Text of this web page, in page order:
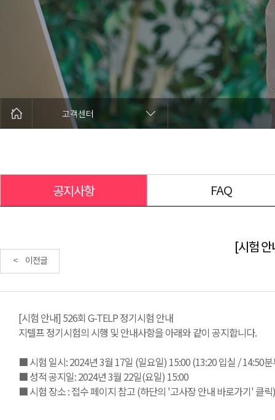
고객센터
공지사항 FAQ
[시험
< 이전글
[시험 안내] 526회 G-TELP 정기시험 안내
지텔프 정기시험의 시행 및 안내사항을 아래와 같이 공지합니다.
■ 시험 일시: 2024년 3월 17일 (일요일) 15:00 (13:20 입실 / 14:50
■ 성적 공지일: 2024년 3월 22일(요일) 15:00
■ 시험 장소 : 접수 페이지 참고 (하단의 '고사장 안내 바로가기' 클릭)